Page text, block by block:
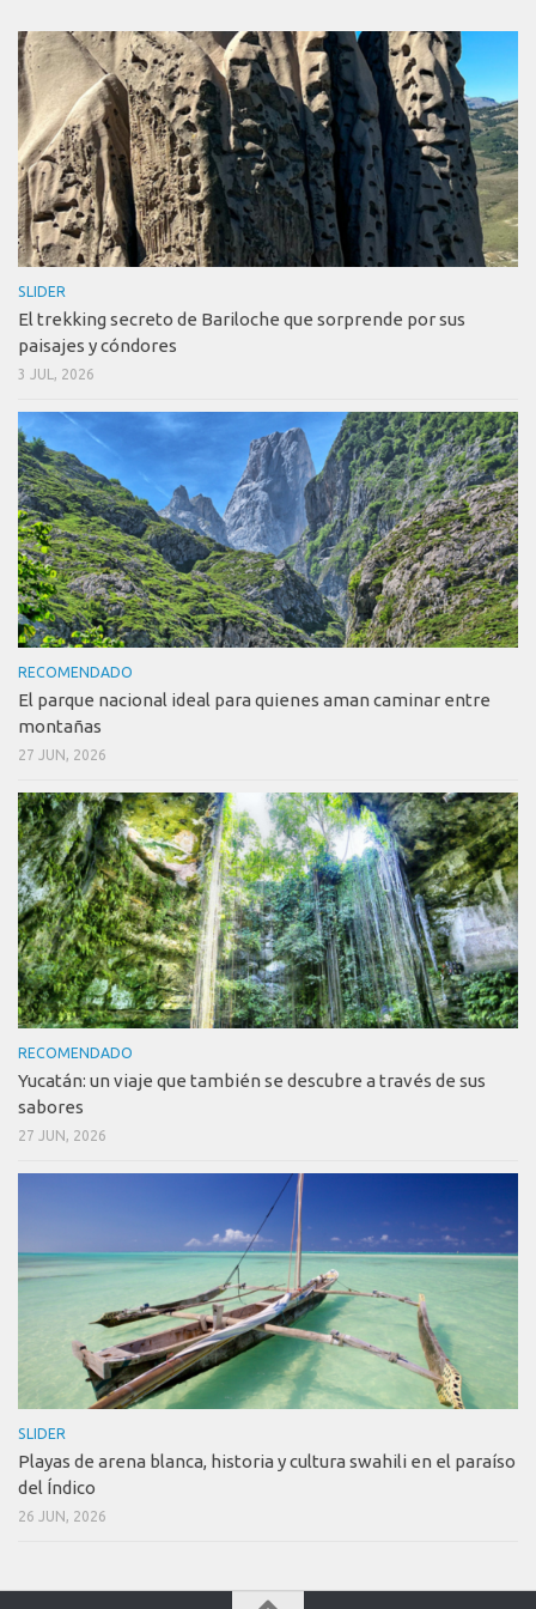
SLIDER
El trekking secreto de Bariloche que sorprende por sus
paisajes y cóndores
3 JUL, 2026
RECOMENDADO
El parque nacional ideal para quienes aman caminar entre
montañas
27 JUN, 2026
RECOMENDADO
Yucatán: un viaje que también se descubre a través de sus
sabores
27 JUN, 2026
SLIDER
Playas de arena blanca, historia y cultura swahili en el paraíso
del Índico
26 JUN, 2026